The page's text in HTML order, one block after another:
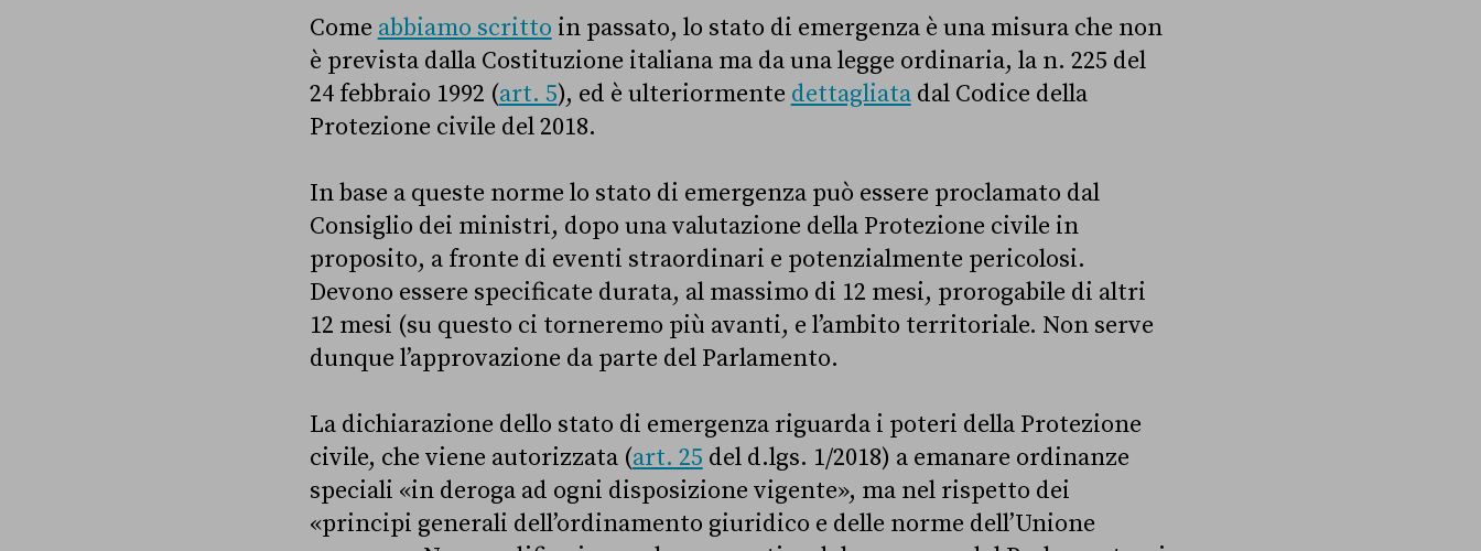
Come abbiamo scritto in passato, lo stato di emergenza è una misura che non
è prevista dalla Costituzione italiana ma da una legge ordinaria, la n. 225 del
24 febbraio 1992 (art. 5), ed è ulteriormente dettagliatadal Codice della
Protezione civile del 2018.
In base a queste norme lo stato di emergenza può essere proclamato dal
Consiglio dei ministri, dopo una valutazione della Protezione civile in
proposito, a fronte di eventi straordinari e potenzialmente pericolosi.
Devono essere specificate durata, al massimo di 12 mesi, prorogabile di altri
12 mesi (su questo ci torneremo più avanti, e l’ambito territoriale. Non serve
dunque l’approvazione da parte del Parlamento.
La dichiarazione dello stato di emergenza riguarda i poteri della Protezione
civile, che viene autorizzata (art. 25 del d.lgs. 1/2018) a emanare ordinanze
speciali «in deroga ad ogni disposizione vigente», ma nel rispetto dei
«principi generali dell’ordinamento giuridico e delle norme dell’Unione